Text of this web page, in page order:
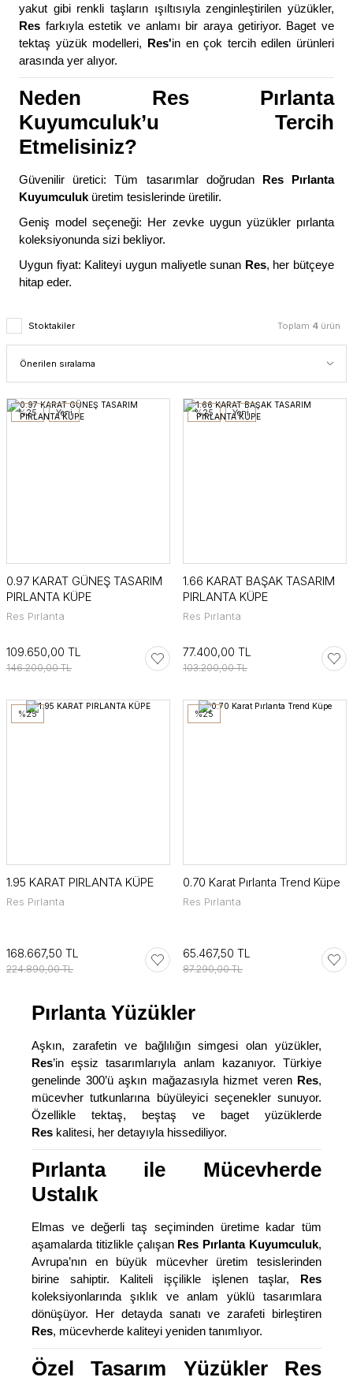
yakut gibi renkli taşların ışıltısıyla zenginleştirilen yüzükler,
Res farkıyla estetik ve anlamı bir araya getiriyor. Baget ve
tektaş yüzük modelleri, Res'in en çok tercih edilen ürünleri
arasında yer alıyor.
Neden Res Pırlanta
Kuyumculuk’u Tercih
Etmelisiniz?
Güvenilir üretici: Tüm tasarımlar doğrudan Res Pırlanta
Kuyumculuk üretim tesislerinde üretilir.
Geniş model seçeneği: Her zevke uygun yüzükler pırlanta
koleksiyonunda sizi bekliyor.
Uygun fiyat: Kaliteyi uygun maliyetle sunan Res, her bütçeye
hitap eder.
Stoktakiler Toplam 4 ürün
%25 Yeni
0.97 KARAT GÜNEŞ TASARIM
PIRLANTA KÜPE
Res Pırlanta
109.650,00 TL
146.200,00 TL
%25 Yeni
1.66 KARAT BAŞAK TASARIM
PIRLANTA KÜPE
Res Pırlanta
77.400,00 TL
103.200,00 TL
%25
1.95 KARAT PIRLANTA KÜPE
Res Pırlanta
168.667,50 TL
224.890,00 TL
%25
0.70 Karat Pırlanta Trend Küpe
Res Pırlanta
65.467,50 TL
87.290,00 TL
Pırlanta Yüzükler
Aşkın, zarafetin ve bağlılığın simgesi olan yüzükler,
Res’in eşsiz tasarımlarıyla anlam kazanıyor. Türkiye
genelinde 300’ü aşkın mağazasıyla hizmet veren Res,
mücevher tutkunlarına büyüleyici seçenekler sunuyor.
Özellikle tektaş, beştaş ve baget yüzüklerde
Res kalitesi, her detayıyla hissediliyor.
Pırlanta ile Mücevherde
Ustalık
Elmas ve değerli taş seçiminden üretime kadar tüm
aşamalarda titizlikle çalışan Res Pırlanta Kuyumculuk,
Avrupa’nın en büyük mücevher üretim tesislerinden
birine sahiptir. Kaliteli işçilikle işlenen taşlar, Res
koleksiyonlarında şıklık ve anlam yüklü tasarımlara
dönüşüyor. Her detayda sanatı ve zarafeti birleştiren
Res, mücevherde kaliteyi yeniden tanımlıyor.
Özel Tasarım Yüzükler Res